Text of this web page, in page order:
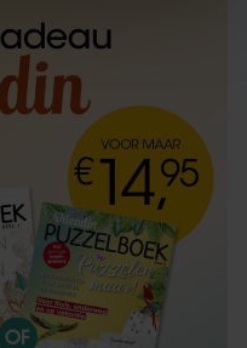
en advertenties te
social media te bieden
Ook delen we
site met onze
en analyse. Deze
met andere
of die ze hebben
van hun services. U
u onze website blijft